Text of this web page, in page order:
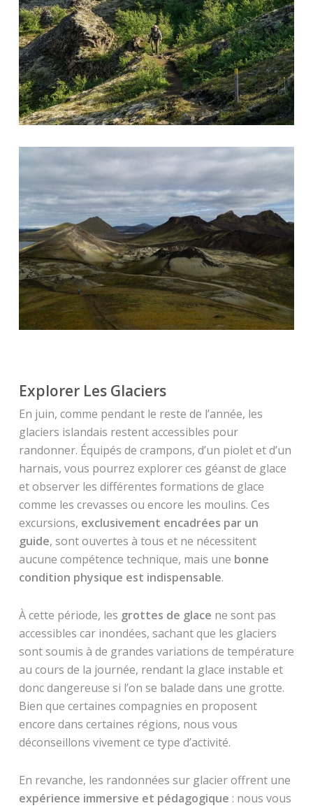
Explorer Les Glaciers
En juin, comme pendant le reste de l’année, les
glaciers islandais restent accessibles pour
randonner. Équipés de crampons, d’un piolet et d’un
harnais, vous pourrez explorer ces géanst de glace
et observer les différentes formations de glace
comme les crevasses ou encore les moulins. Ces
excursions, exclusivement encadrées par un
guide, sont ouvertes à tous et ne nécessitent
aucune compétence technique, mais une bonne
condition physique est indispensable.
À cette période, les grottes de glace ne sont pas
accessibles car inondées, sachant que les glaciers
sont soumis à de grandes variations de température
au cours de la journée, rendant la glace instable et
donc dangereuse si l’on se balade dans une grotte.
Bien que certaines compagnies en proposent
encore dans certaines régions, nous vous
déconseillons vivement ce type d’activité.
En revanche, les randonnées sur glacier offrent une
expérience immersive et pédagogique : nous vous